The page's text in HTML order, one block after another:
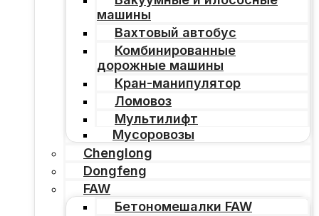
машины
Вахтовый автобус
Комбинированные
дорожные машины
Кран-манипулятор
Ломовоз
Мультилифт
Мусоровозы
Chenglong
Dongfeng
FAW
Бетономешалки FAW